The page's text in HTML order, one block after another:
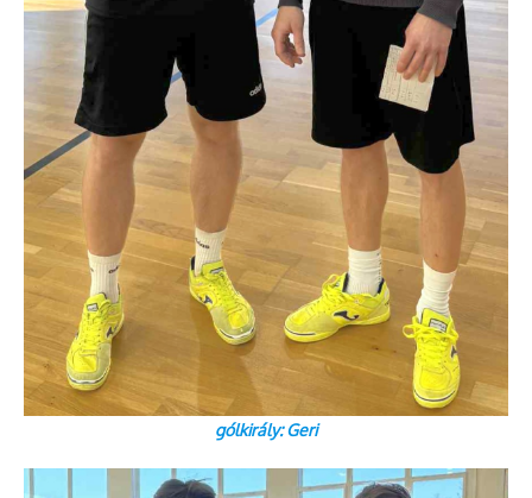
gólkirály: Geri